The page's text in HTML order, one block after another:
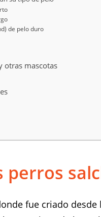
de pelo duro
otras mascotas
perros
fue criado desde